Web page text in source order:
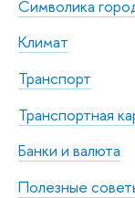
Символика
Климат
Транспорт
Транспортная
Банки и валюта
Полезные